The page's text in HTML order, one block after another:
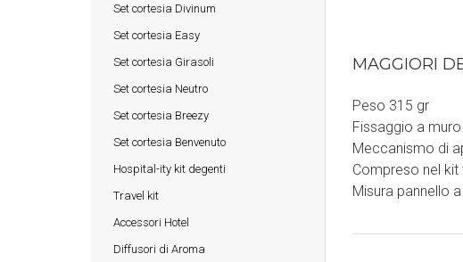
Set cortesia Divinum
Set cortesia Easy
Set cortesia Girasoli
Set cortesia Neutro
Set cortesia Breezy
Set cortesia Benvenuto
Hospital-ity kit degenti
Travel kit
Accessori Hotel
Diffusori di Aroma
MAGGIORI
Peso 315 gr
Fissaggio a
Meccanismo di
Compreso nel kit
Misura pannello